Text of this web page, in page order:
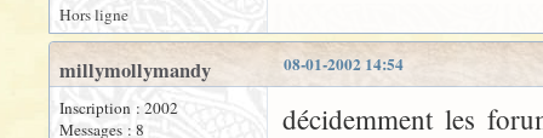
Hors ligne
08-01-2002 14:54
millymollymandy
Inscription : 2002
Messages : 8
décidemment les